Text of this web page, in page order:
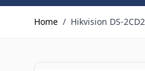
Home / Hikvision DS-